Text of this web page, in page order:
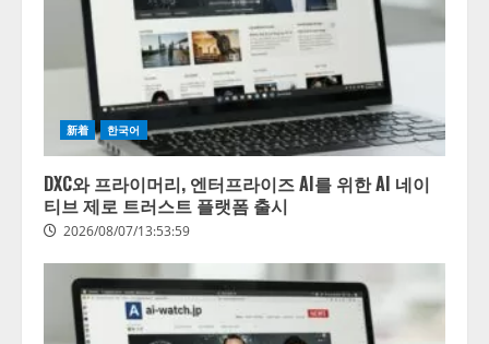
2
活用は「上手くいっている」と回
答
2026/08/07/13:53:50
ナレッジワーク、AIエンジニア油
井 誠（@myui）が入社。「セール
スAIエージェントOS」「営業領域
の業界特化LLM」の開発とAI研究
開発をリード
2026/08/07/10:54:31
4
AI駆動開発の推進に向けて
務提携
2026/08/06/14:54:32
新着 한국어
DXC와 프라이머리, 엔터프라이즈 AI를 위한 AI 네이
티브 제로 트러스트 플랫폼 출시
2026/08/07/13:53:59